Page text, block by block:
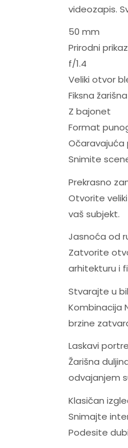
videozapis.
50 mm
Prirodni prikaz
f/1.4
Veliki otvor
Fiksna
Z bajonet
Format
Očaravajuća
Snimite
Prekrasno
Otvorite
vaš subjekt.
Jasnoća od
Zatvorite
arhitekturu i
Stvarajte u
Kombinacija
brzine
Laskavi
Žarišna
odvajanjem
Klasičan
Snimajte
Podesite